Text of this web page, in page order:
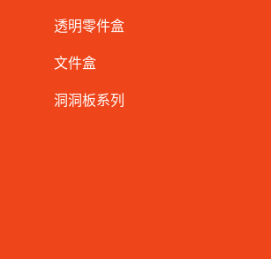
透明零件盒
文件盒
洞洞板系列